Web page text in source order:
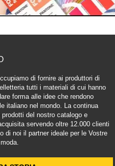
di fornire ai produttori di
tutti i materiali di cui hanno
forma alle idee che rendono
italiano nel mondo. La continua
del nostro catalogo e
servendo oltre 12.000 clienti
di noi il partner ideale per le Vostre